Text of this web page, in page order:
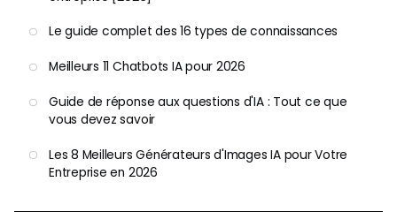
Le guide complet des 16 types de connaissances
Meilleurs 11 Chatbots IA pour 2026
Guide de réponse aux questions d'IA : Tout ce que
vous devez savoir
Les 8 Meilleurs Générateurs d'Images IA pour Votre
Entreprise en 2026